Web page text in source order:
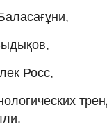
Росс,